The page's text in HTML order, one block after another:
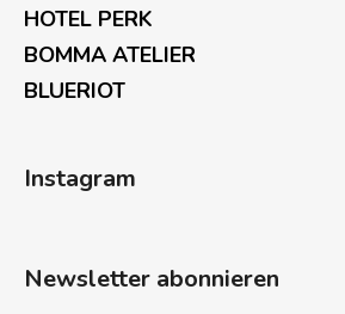
HOTEL PERK
BOMMA ATELIER
BLUERIOT
Instagram
Newsletter abonnieren